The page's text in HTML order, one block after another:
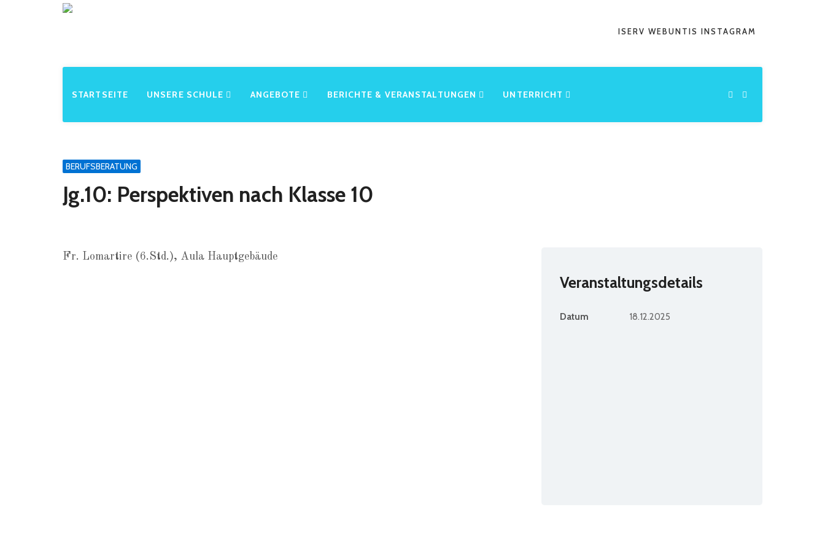
ISERV WEBUNTIS INSTAGRAM
STARTSEITE UNSERE SCHULE ANGEBOTE BERICHTE & VERANSTALTUNGEN UNTERRICHT
BERUFSBERATUNG
Jg.10: Perspektiven nach Klasse 10
Fr. Lomartire (6.Std.), Aula Hauptgebäude
Veranstaltungsdetails
Datum 18.12.2025